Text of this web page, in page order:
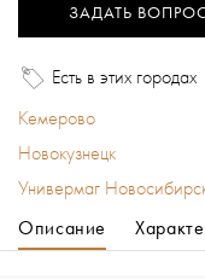
ЗАДАТЬ
Есть в этих городах
Кемерово
Новокузнецк
Универмаг
Описание